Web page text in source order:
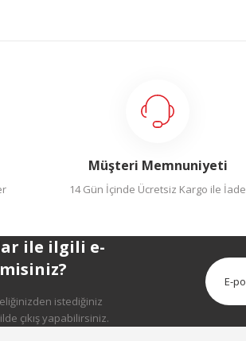
Müşteri Memnuniyeti
14 Gün İçinde Ücretsiz Kargo ile İade
ile ilgili e-
istediğiniz
çıkış yapabilirsiniz.